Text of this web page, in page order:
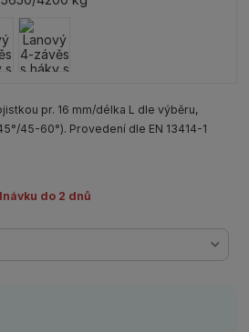
pr. 16 mm/délka L dle výběru,
45-60°). Provedení dle EN 13414-1
do 2 dnů